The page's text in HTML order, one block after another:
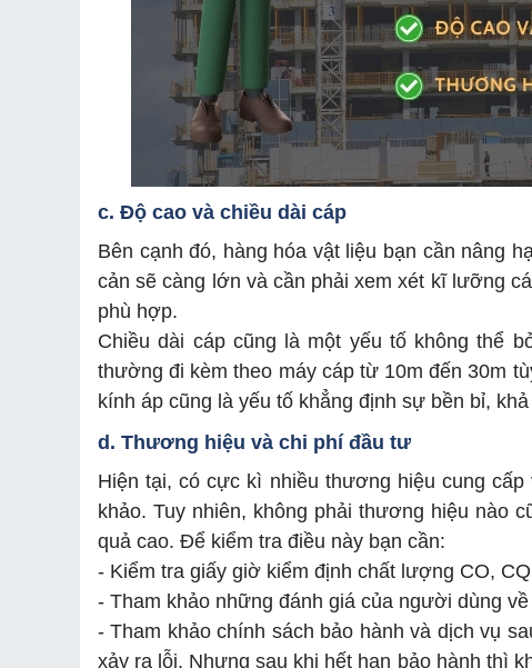
c. Độ cao và chiều dài cáp
Bên cạnh đó, hàng hóa vật liệu bạn cần nâng
cản sẽ càng lớn và cần phải xem xét kĩ lưỡng
phù hợp.
Chiều dài cáp cũng là một yếu tố không thể
thường đi kèm theo máy cáp từ 10m đến 30m
kính áp cũng là yếu tố khẳng định sự bền bỉ,
d. Thương hiệu và chi phí đầu tư
Hiện tại, có cực kì nhiều thương hiệu cung
khảo. Tuy nhiên, không phải thương hiệu nào
quả cao. Để kiểm tra điều này bạn cần:
- Kiểm tra giấy giờ kiểm định chất lượng CO, CQ
- Tham khảo những đánh giá của người dùng
- Tham khảo chính sách bảo hành và dịch vụ
xảy ra lỗi. Nhưng sau khi hết hạn bảo hành thì